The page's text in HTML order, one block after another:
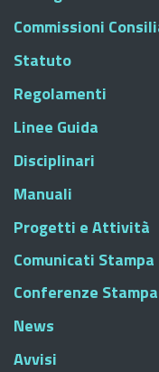
Commissioni
Statuto
Regolamenti
Linee Guida
Disciplinari
Manuali
Progetti e Attività
Comunicati Stampa
Conferenze Stampa
News
Avvisi